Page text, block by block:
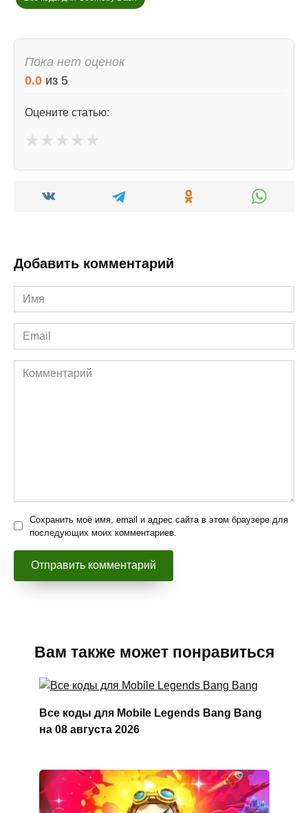
Пока нет оценок
0.0 из 5
Оцените статью:
★ ★ ★ ★ ★
Добавить комментарий
Имя
*
Email
*
Комментарий
Сохранить моё имя, email и адрес сайта в этом браузере для
последующих моих комментариев.
Вам также может понравиться
Все коды для Mobile Legends Bang Bang
на 08 августа 2026